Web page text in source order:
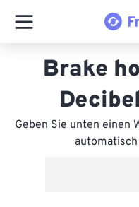
Brake
Geben Sie unten einen